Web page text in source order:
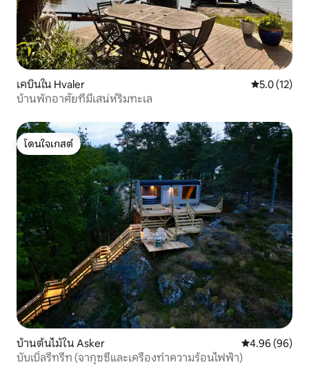
เคบินใน Hvaler คะแนนเฉลี่ย
5.0 (12)
บ้านพักอาศัยที่มีเสน่ห์ริมทะเล
โดนใจเกสต์
โดนใจเกสต์
บ้านต้นไม้ใน Asker คะแนนเฉลี่ย
4.96 (96)
บับเบิ้ลรีทรีท (จากุซซี่และเครื่องทำความร้อนไฟฟ้า)